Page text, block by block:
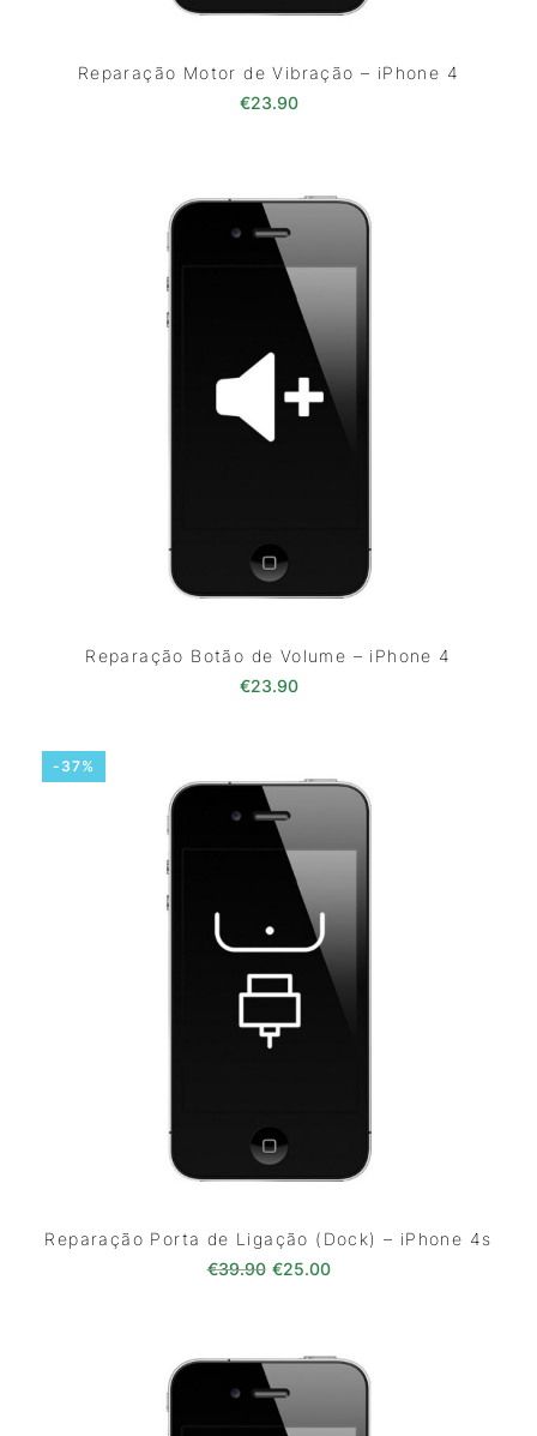
Reparação Motor de Vibração – iPhone 4
€23.90
Reparação Botão de Volume – iPhone 4
€23.90
-37%
Reparação Porta de Ligação (Dock) – iPhone 4s
€39.90 O preço original era: €39.90.
€25.00O preço atual é: